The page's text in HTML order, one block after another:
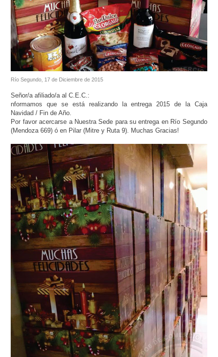
Río Segundo, 17 de Diciembre de 2015
Señor/a afiliado/a al C.E.C.:
nformamos que se está realizando la entrega 2015 de la Caja
Navidad / Fin de Año.
Por favor acercarse a Nuestra Sede para su entrega en Río Segundo
(Mendoza 669) ó en Pilar (Mitre y Ruta 9). Muchas Gracias!